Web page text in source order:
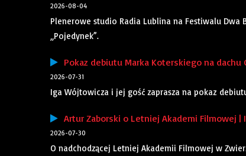
2026-08-04
Plenerowe studio Radia Lublina na Festiwalu Dwa
„Pojedynek”.
Pokaz debiutu Marka Koterskiego na dachu
2026-07-31
Iga Wójtowicza i jej gość zaprasza na pokaz
Artur Zaborski o Letniej Akademi Filmowej |
2026-07-30
O nadchodzącej Letniej Akademii Filmowej w